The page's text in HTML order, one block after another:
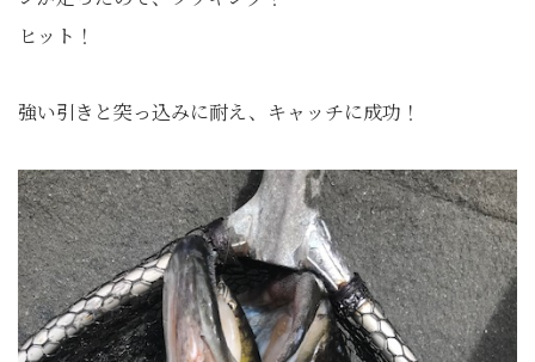
ヒット！
強い引きと突っ込みに耐え、キャッチに成功！